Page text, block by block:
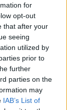
for
opt-out
that after your
seeing
utilized by
prior to
further
parties on the
may
IAB’s List of
32°),
centro
bagni di
shop, un
bimbi